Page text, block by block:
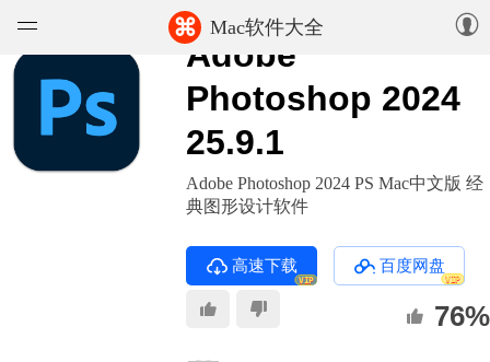
⌘ Mac软件大全
软件
游戏
Adobe
Photoshop 2024
25.9.1
Adobe Photoshop 2024 PS Mac中文版 经
典图形设计软件
高速下载
VIP
百度网盘
VIP
76%